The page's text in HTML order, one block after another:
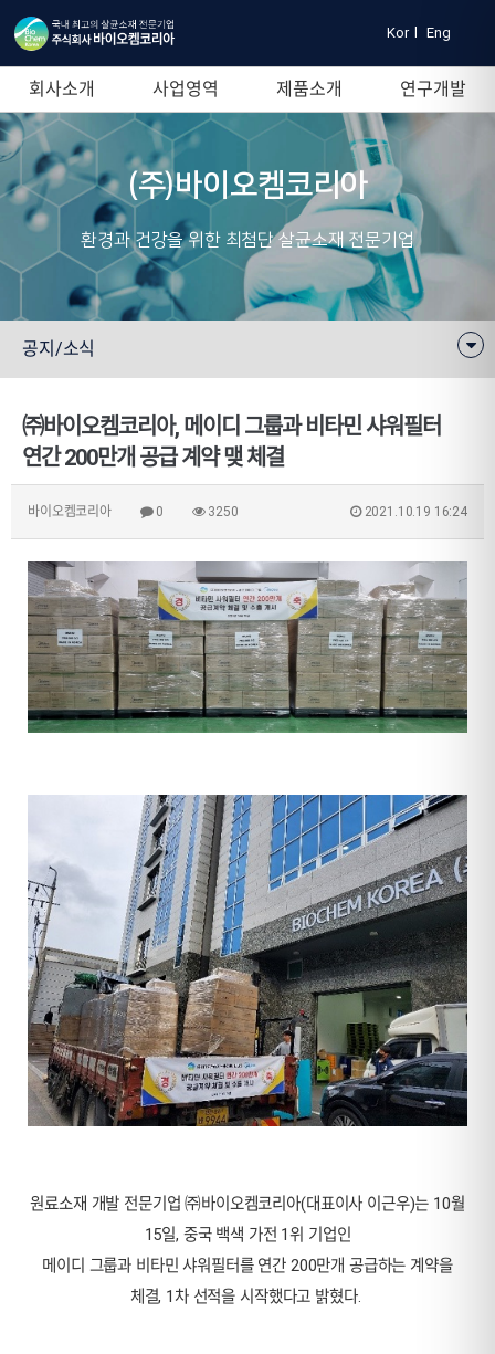
KorlEng
회사소개 사업영역 제품소개 연구개발
(주)바이오켐코리아
환경과 건강을 위한 최첨단 살균소재 전문기업
공지/소식
㈜바이오켐코리아, 메이디 그룹과 비타민 샤워필터
연간 200만개 공급 계약 맺 체결
바이오켐코리아 0 3250 2021.10.19 16:24
원료소재 개발 전문기업 ㈜바이오켐코리아(대표이사 이근우)는 10월
15일, 중국 백색 가전 1위 기업인
메이디 그룹과 비타민 샤워필터를 연간 200만개 공급하는 계약을
체결, 1차 선적을 시작했다고 밝혔다.